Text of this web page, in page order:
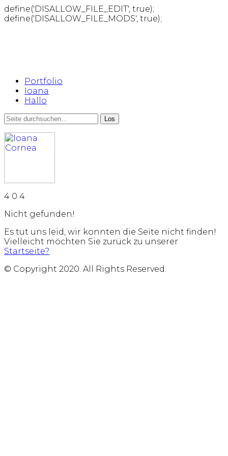
define('DISALLOW_FILE_EDIT', true);
define('DISALLOW_FILE_MODS', true);
Portfolio
Ioana
Hallo
4 0 4
Nicht gefunden!
Es tut uns leid, wir konnten die Seite nicht finden!
Vielleicht möchten Sie zurück zu unserer
Startseite?
© Copyright 2020. All Rights Reserved.